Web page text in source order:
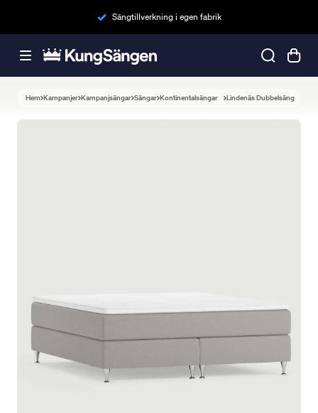
Sängtillverkning i egen fabrik
Hem Kampanjer Kampanjsängar Sängar Kontinentalsängar Lindenäs Dubbelsäng